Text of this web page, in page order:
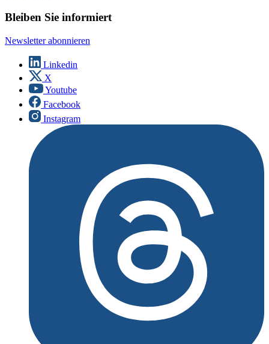
Bleiben Sie informiert
Newsletter abonnieren
Linkedin
X
Youtube
Facebook
Instagram